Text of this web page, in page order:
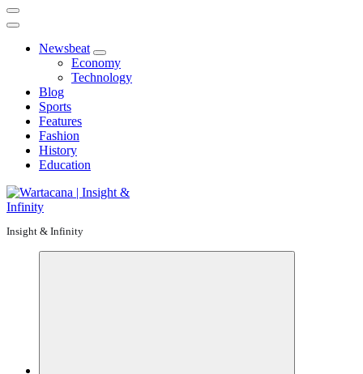
Newsbeat
Economy
Technology
Blog
Sports
Features
Fashion
History
Education
Insight & Infinity